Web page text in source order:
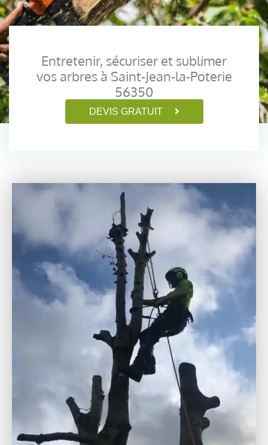
Entretenir, sécuriser et sublimer
vos arbres à Saint-Jean-la-Poterie
56350
DEVIS GRATUIT